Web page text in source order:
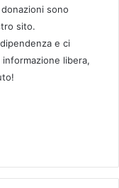
sono
sito.
e ci
libera,